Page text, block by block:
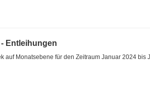
Entleihungen
auf Monatsebene für den Zeitraum Januar 2024 bis